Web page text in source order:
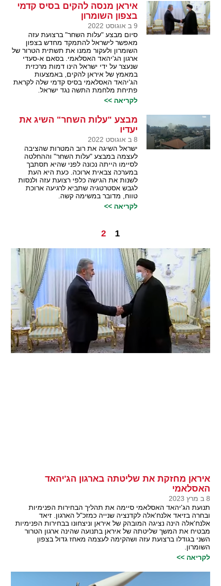
איראן מנסה להקים בסיס קדמי
בצפון השומרון
9 ב אוגוסט 2022
סיום מבצע "עלות השחר" ברצועת עזה
מאפשר לישראל להתמקד מחדש בצפון
השומרון ולעקור ממנו את תשתית הטרור של
ארגון הג'יהאד האסלאמי. בסאם א-סעדי
שנעצר על ידי ישראל הינו דמות מרכזית
במאמץ של איראן להקים, באמצעות
הג'יהאד האסלאמי בסיס קדמי שלה לקראת
פתיחת מלחמת התשה נגד ישראל.
לקריאה >>
מבצע "עלות השחר" השיג את
יעדיו
8 ב אוגוסט 2022
ישראל השיגה את רוב המטרות שהציבה
לעצמה במבצע "עלות השחר" וההחלטה
לסיימו הייתה נכונה לפני שהיא תסתבך
במערכה צבאית ארוכה. כעת היא העת
לשנות את הגישה כלפי רצועת עזה ולנסות
לגבש אסטרטגיה שתביא לרגיעה ארוכת
טווח, מדובר במשימה קשה.
לקריאה >>
1
2
איראן מחזקת את שליטתה בארגון הג'יהאד
האסלאמי
8 ב מרץ 2023
תנועת הג'יהאד האסלאמי סיימה את תהליך הבחירות הפנימיות
ובחרה בזיאד אלנח'אלה לקדנציה שנייה כמזכ"ל הארגון. זיאד
אלנח'אלה הינה נציגה המובהק של איראן וניצחונו בבחירות הפנימיות
מבטיח את המשך שליטתה של איראן בתנועה שהינה ארגון הטרור
השני בגודלו ברצועת עזה ושהקימה לעצמה מאחז גדול בצפון
השומרון.
לקריאה >>